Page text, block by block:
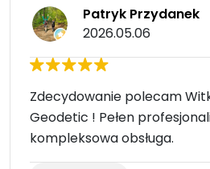
Patryk Przydanek
2026.05.06
Zdecydowanie polecam
Geodetic ! Pełen
kompleksowa obsługa.